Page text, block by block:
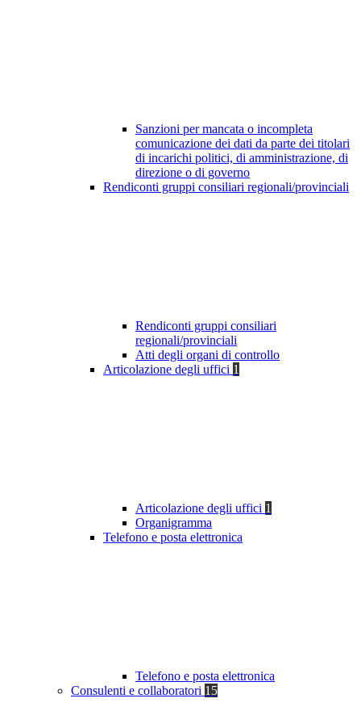
Sanzioni per mancata o incompleta
comunicazione dei dati da parte dei titolari
di incarichi politici, di amministrazione, di
direzione o di governo
Rendiconti gruppi consiliari regionali/provinciali
Rendiconti gruppi consiliari
regionali/provinciali
Atti degli organi di controllo
Articolazione degli uffici 1
Articolazione degli uffici 1
Organigramma
Telefono e posta elettronica
Telefono e posta elettronica
Consulenti e collaboratori 15